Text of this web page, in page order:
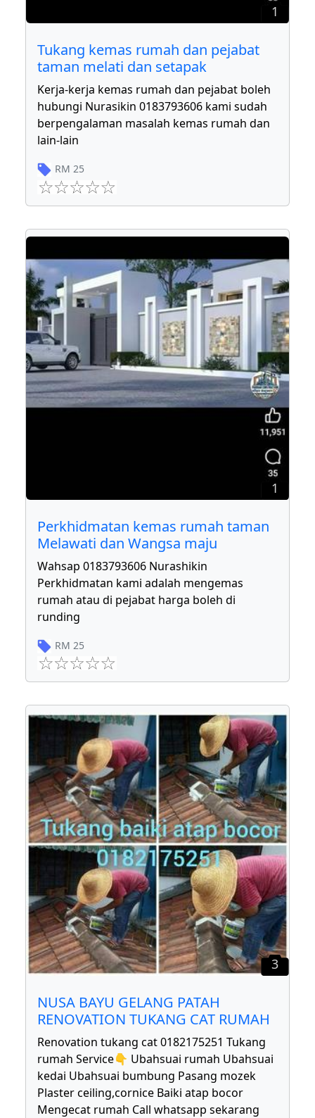
1
Tukang kemas rumah dan pejabat
taman melati dan setapak
Kerja-kerja kemas rumah dan pejabat boleh
hubungi Nurasikin 0183793606 kami sudah
berpengalaman masalah kemas rumah dan
lain-lain
RM 25
1
Perkhidmatan kemas rumah taman
Melawati dan Wangsa maju
Wahsap 0183793606 Nurashikin
Perkhidmatan kami adalah mengemas
rumah atau di pejabat harga boleh di
runding
RM 25
3
NUSA BAYU GELANG PATAH
RENOVATION TUKANG CAT RUMAH
Renovation tukang cat 0182175251 Tukang
rumah Service👇 Ubahsuai rumah Ubahsuai
kedai Ubahsuai bumbung Pasang mozek
Plaster ceiling,cornice Baiki atap bocor
Mengecat rumah Call whatsapp sekarang